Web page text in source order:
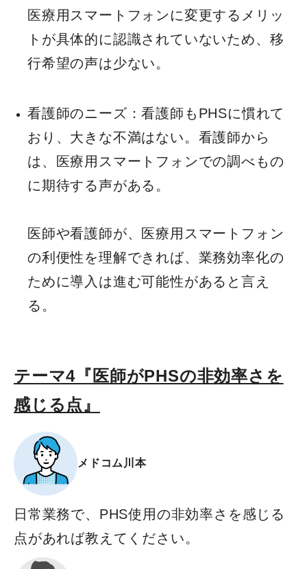
医療用スマートフォンに変更するメリッ
トが具体的に認識されていないため、移
行希望の声は少ない。
看護師のニーズ：看護師もPHSに慣れて
おり、大きな不満はない。看護師から
は、医療用スマートフォンでの調べもの
に期待する声がある。
医師や看護師が、医療用スマートフォン
の利便性を理解できれば、業務効率化の
ために導入は進む可能性があると言え
る。
テーマ4『医師がPHSの非効率さを
感じる点』
メドコム川本
日常業務で、PHS使用の非効率さを感じる
点があれば教えてください。